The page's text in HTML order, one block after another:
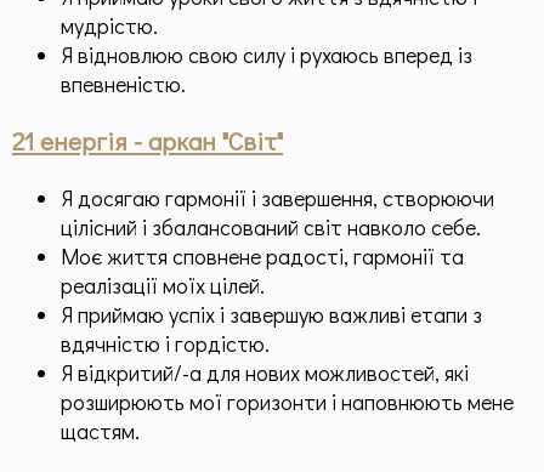
мудрістю.
Я відновлюю свою силу і рухаюсь вперед із
впевненістю.
21 енергія - аркан "Світ"
Я досягаю гармонії і завершення, створюючи
цілісний і збалансований світ навколо себе.
Моє життя сповнене радості, гармонії та
реалізації моїх цілей.
Я приймаю успіх і завершую важливі етапи з
вдячністю і гордістю.
Я відкритий/-а для нових можливостей, які
розширюють мої горизонти і наповнюють мене
щастям.